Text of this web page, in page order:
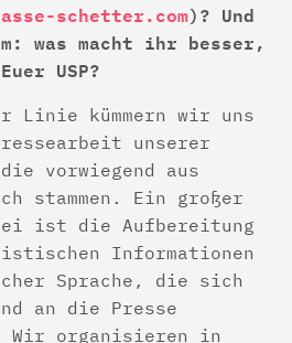
schetter.com)? Und
was macht ihr besser,
USP?
Linie kümmern wir uns
unserer
vorwiegend aus
stammen. Ein großer
ist die Aufbereitung
Informationen
Sprache, die sich
an die Presse
organisieren in